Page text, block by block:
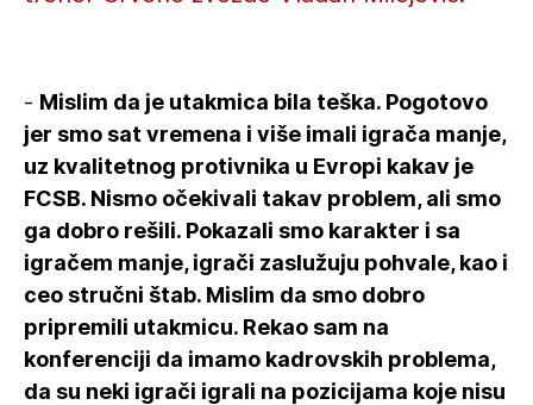
- Mislim da je utakmica bila teška. Pogotovo
jer smo sat vremena i više imali igrača manje,
uz kvalitetnog protivnika u Evropi kakav je
FCSB. Nismo očekivali takav problem, ali smo
ga dobro rešili. Pokazali smo karakter i sa
igračem manje, igrači zaslužuju pohvale, kao i
ceo stručni štab. Mislim da smo dobro
pripremili utakmicu. Rekao sam na
konferenciji da imamo kadrovskih problema,
da su neki igrači igrali na pozicijama koje nisu